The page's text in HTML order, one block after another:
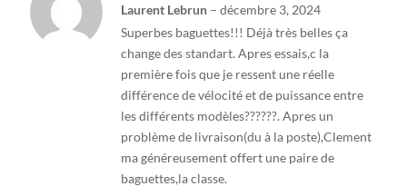
ot
e
1
s
5
Laurent Lebrun – décembre 3, 2024
Superbes baguettes!!! Déjà très belles ça
change des standart. Apres essais,c la
première fois que je ressent une réelle
différence de vélocité et de puissance entre
les différents modèles??????. Apres un
problème de livraison(du à la poste),Clement
ma généreusement offert une paire de
baguettes,la classe.